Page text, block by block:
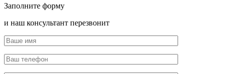
Заполните форму
и наш консультант перезвонит